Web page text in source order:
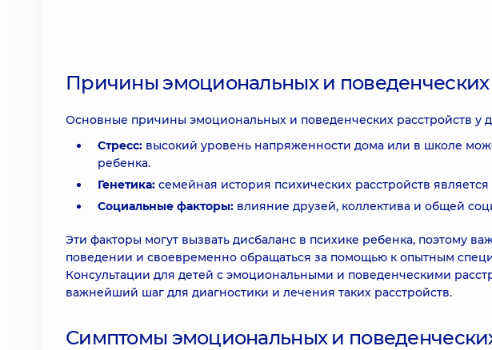
Причины эмоциональных и поведенческих
Основные причины эмоциональных и поведенческих расстройств у
Стресс: высокий уровень напряженности дома или в школе
ребенка.
Генетика: семейная история психических расстройств
Социальные факторы: влияние друзей, коллектива и общей
Эти факторы могут вызвать дисбаланс в психике ребенка, поэтому
поведении и своевременно обращаться за помощью к опытным
Консультации для детей с эмоциональными и поведенческими
важнейший шаг для диагностики и лечения таких расстройств.
Симптомы эмоциональных и